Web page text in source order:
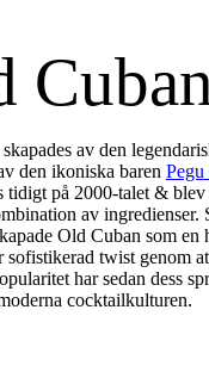
Cuban
av den
den ikoniska baren
tidigt på 2000-talet &
av
Old Cuban som
sofistikerad twist genom
har sedan dess
cocktailkulturen.